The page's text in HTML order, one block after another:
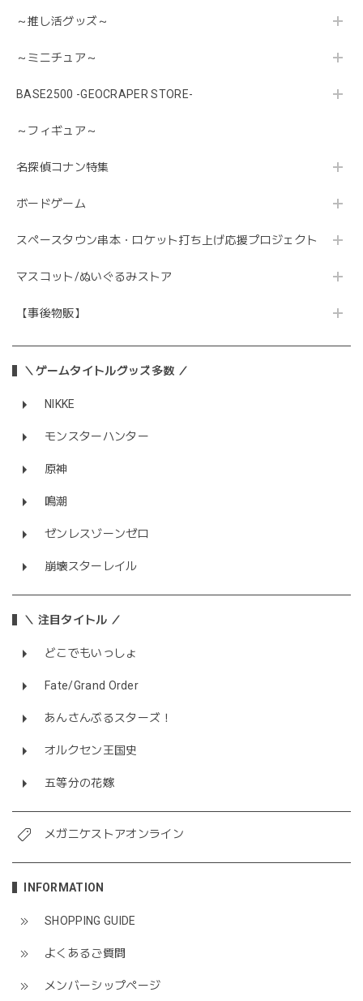
～推し活グッズ～
～ミニチュア～
BASE2500 -GEOCRAPER STORE-
～フィギュア～
名探偵コナン特集
ボードゲーム
スペースタウン串本・ロケット打ち上げ応援プロジェクト
マスコット/ぬいぐるみストア
【事後物販】
＼ゲームタイトルグッズ多数 ／
NIKKE
モンスターハンター
原神
鳴潮
ゼンレスゾーンゼロ
崩壊スターレイル
＼ 注目タイトル ／
どこでもいっしょ
Fate/Grand Order
あんさんぶるスターズ！
オルクセン王国史
五等分の花嫁
メガニケストアオンライン
INFORMATION
SHOPPING GUIDE
よくあるご質問
メンバーシップページ